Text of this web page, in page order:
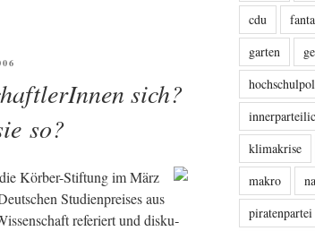
sich?
so?
Kör­ber-Stif­tung im März
Stu­di­en­prei­ses aus
refe­riert und dis­ku­
cdu
garten
klimakrise
makro
piratenpartei